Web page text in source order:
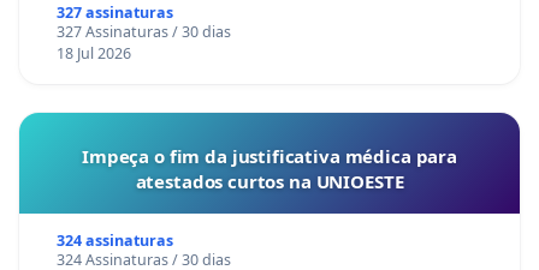
327 assinaturas
327 Assinaturas / 30 dias
18 Jul 2026
Impeça o fim da justificativa médica para
atestados curtos na UNIOESTE
324 assinaturas
324 Assinaturas / 30 dias